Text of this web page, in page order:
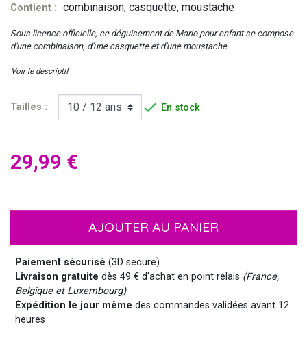
Contient : combinaison, casquette, moustache
Sous licence officielle, ce déguisement de Mario pour enfant se compose
d'une combinaison, d'une casquette et d'une moustache.
Voir le descriptif
Tailles :  En stock
29,99 €
AJOUTER AU PANIER
Paiement sécurisé (3D secure)
Livraison gratuite dès 49 € d'achat en point relais (France,
Belgique et Luxembourg)
Éxpédition le jour même des commandes validées avant 12
heures